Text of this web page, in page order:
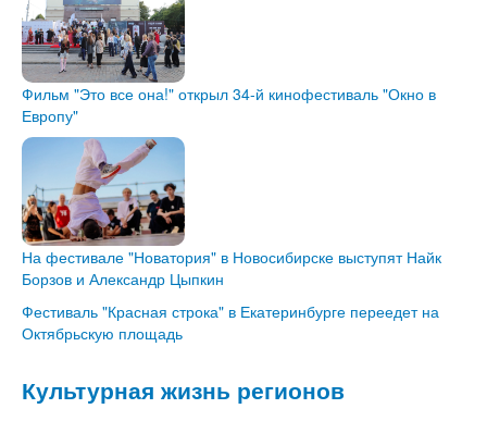
Фильм "Это все она!" открыл 34-й кинофестиваль "Окно в
Европу"
На фестивале "Новатория" в Новосибирске выступят Найк
Борзов и Александр Цыпкин
Фестиваль "Красная строка" в Екатеринбурге переедет на
Октябрьскую площадь
Культурная жизнь регионов